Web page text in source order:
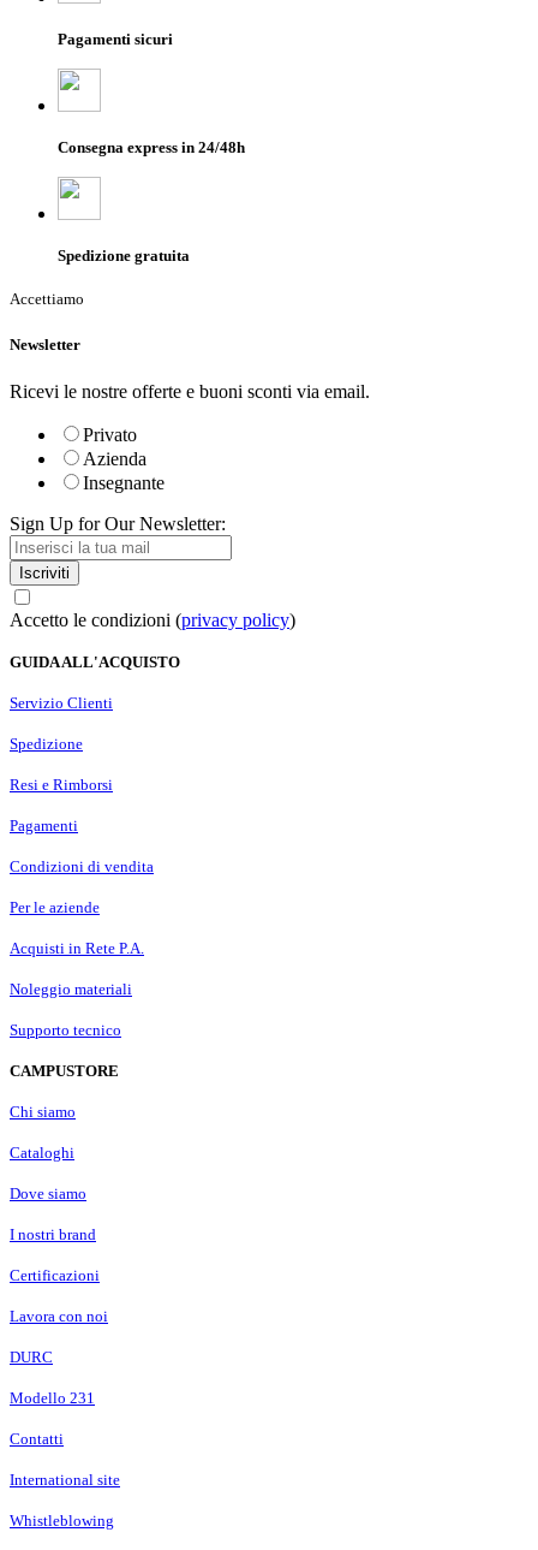
Pagamenti sicuri
Consegna express in 24/48h
Spedizione gratuita
Accettiamo
Newsletter
Ricevi le nostre offerte e buoni sconti via email.
Privato
Azienda
Insegnante
Sign Up for Our Newsletter:
Iscriviti
Accetto le condizioni (privacy policy)
GUIDA ALL'ACQUISTO
Servizio Clienti
Spedizione
Resi e Rimborsi
Pagamenti
Condizioni di vendita
Per le aziende
Acquisti in Rete P.A.
Noleggio materiali
Supporto tecnico
CAMPUSTORE
Chi siamo
Cataloghi
Dove siamo
I nostri brand
Certificazioni
Lavora con noi
DURC
Modello 231
Contatti
International site
Whistleblowing